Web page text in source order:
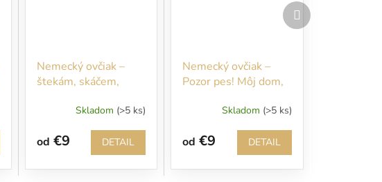
Nemecký ovčiak –
štekám, skáčem,
nich ani nevstupujte!!!
Skladom (>5 ks)
od €9 DETAIL
Nemecký ovčiak –
Pozor pes! Môj dom,
Skladom (>5 ks)
od €9 DETAIL
Ďalší
produkt